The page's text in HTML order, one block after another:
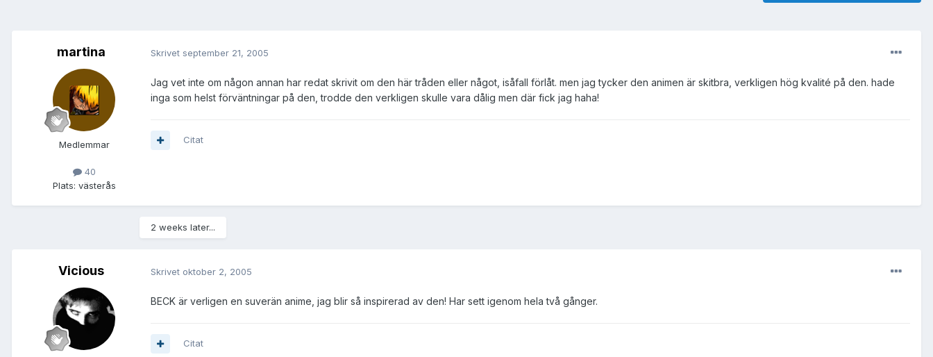
martina
Medlemmar
40
Plats: västerås
Skrivet september 21, 2005
Jag vet inte om någon annan har redat skrivit om den här tråden eller något, isåfall förlåt. men jag tycker den animen är skitbra, verkligen hög kvalité på den. hade
inga som helst förväntningar på den, trodde den verkligen skulle vara dålig men där fick jag haha!
Citat
2 weeks later...
Vicious Skrivet oktober 2, 2005
BECK är verligen en suverän anime, jag blir så inspirerad av den! Har sett igenom hela två gånger.
Citat